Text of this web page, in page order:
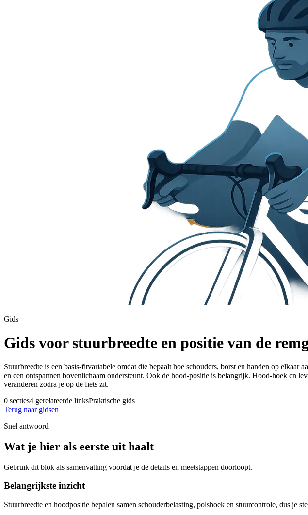
Gids
Gids voor stuurbreedte en positie van de
Stuurbreedte is een basis-fitvariabele omdat die bepaalt hoe schouders, borst en handen op
en een ontspannen bovenlichaam ondersteunt. Ook de hood-positie is belangrijk. Hood-hoek en
veranderen zodra je op de fiets zit.
0 secties4 gerelateerde linksPraktische gids
Terug naar gidsen
Snel antwoord
Wat je hier als eerste uit haalt
Gebruik dit blok als samenvatting voordat je de details en meetstappen doorloopt.
Belangrijkste inzicht
Stuurbreedte en hoodpositie bepalen samen schouderbelasting, polshoek en stuurcontrole, dus je